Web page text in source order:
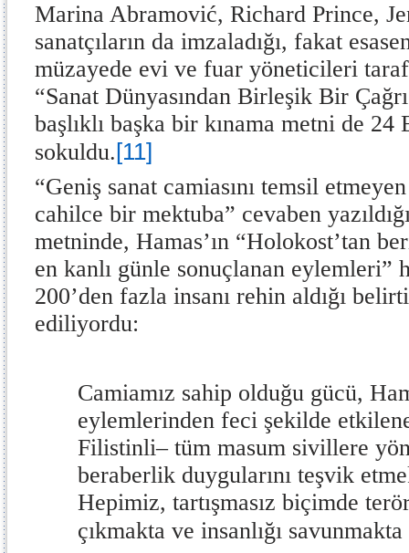
Marina Abramović, Richard Prince,
sanatçıların da imzaladığı, fakat
müzayede evi ve fuar yöneticileri
“Sanat Dünyasından Birleşik Bir
başlıklı başka bir kınama metni de 24
sokuldu.[11]
“Geniş sanat camiasını temsil
cahilce bir mektuba” cevaben
metninde, Hamas’ın “Holokost’tan
en kanlı günle sonuçlanan eylemleri”
200’den fazla insanı rehin aldığı
ediliyordu:
Camiamız sahip olduğu gücü,
eylemlerinden feci şekilde
Filistinli– tüm masum sivillere
beraberlik duygularını teşvik
Hepimiz, tartışmasız biçimde
çıkmakta ve insanlığı